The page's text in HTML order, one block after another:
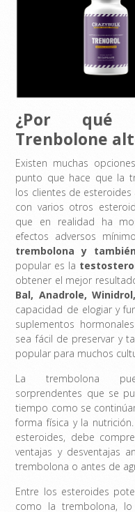
¿Por qué
Trenbolone
Existen muchas
punto que hace que la
los clientes de
con varios otros
que en realidad ha
efectos adversos
trembolona y
popular es la
obtener el mejor
Bal, Anadrole,
capacidad de elogiar y
suplementos
sea fácil de preservar y
popular para muchos
La trembolona
sorprendentes que se
tiempo como se
forma física y la
esteroides, debe
ventajas y desventajas
trembolona o antes de
Entre los esteroides
como la trembolona,